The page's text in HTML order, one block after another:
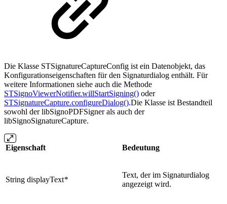
Die Klasse STSignatureCaptureConfig ist ein Datenobjekt, das
Konfigurationseigenschaften für den Signaturdialog enthält. Für
weitere Informationen siehe auch die Methode
STSignoViewerNotifier.willStartSigning() oder
STSignatureCapture.configureDialog().Die Klasse ist Bestandteil
sowohl der libSignoPDFSigner als auch der
libSignoSignatureCapture.
Eigenschaft Bedeutung
String displayText*
Text, der im Signaturdialog
angezeigt wird.